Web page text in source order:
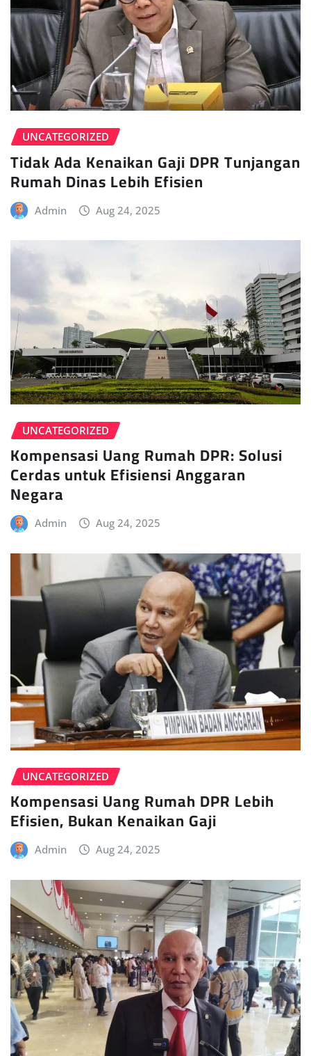
UNCATEGORIZED
Tidak Ada Kenaikan Gaji DPR Tunjangan
Rumah Dinas Lebih Efisien
Admin Aug 24, 2025
UNCATEGORIZED
Kompensasi Uang Rumah DPR: Solusi
Cerdas untuk Efisiensi Anggaran
Negara
Admin Aug 24, 2025
UNCATEGORIZED
Kompensasi Uang Rumah DPR Lebih
Efisien, Bukan Kenaikan Gaji
Admin Aug 24, 2025